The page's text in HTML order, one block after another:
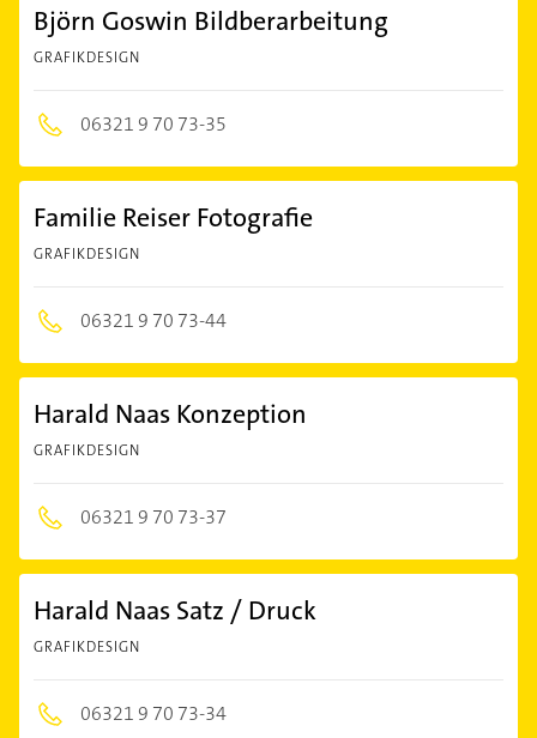
Björn Goswin Bildberarbeitung
GRAFIKDESIGN
06321 9 70 73-35
Familie Reiser Fotografie
GRAFIKDESIGN
06321 9 70 73-44
Harald Naas Konzeption
GRAFIKDESIGN
06321 9 70 73-37
Harald Naas Satz / Druck
GRAFIKDESIGN
06321 9 70 73-34